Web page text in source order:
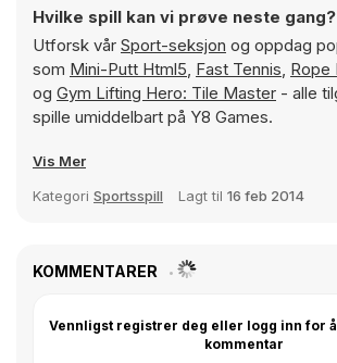
Hvilke spill kan vi prøve neste gang?
Utforsk vår Sport-seksjon og oppdag
som Mini-Putt Html5, Fast Tennis, Rope
og Gym Lifting Hero: Tile Master - alle
spille umiddelbart på Y8 Games.
Vis Mer
Kategori Sportsspill Lagt til 16 feb 2014
KOMMENTARER
Vennligst registrer deg eller logg inn for
kommentar